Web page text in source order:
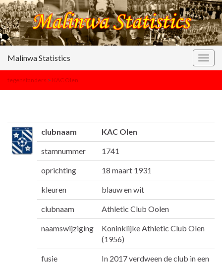
Malinwa Statistics
tegenstanders > KAC Olen
clubnaam KAC Olen
stamnummer 1741
oprichting 18 maart 1931
kleuren blauw en wit
clubnaam Athletic Club Oolen
naamswijziging
Koninklijke Athletic Club Olen
(1956)
fusie
In 2017 verdween de club in een